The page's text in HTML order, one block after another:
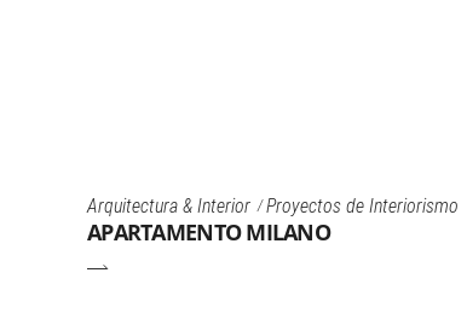
Arquitectura & Interior Proyectos de Interiorismo
APARTAMENTO MILANO